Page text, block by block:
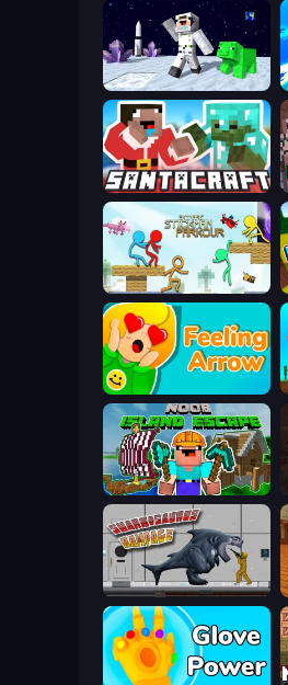
SpaceCraft Noob: Return to Earth
SantaCraft
Stickman Parkour Master
Feeling Arrow
Noob: Island Escape
Sharkosaurus Rampage